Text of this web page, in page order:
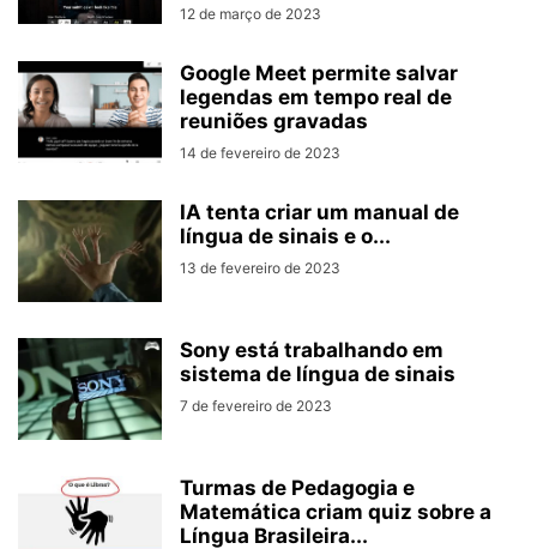
12 de março de 2023
Google Meet permite salvar
legendas em tempo real de
reuniões gravadas
14 de fevereiro de 2023
IA tenta criar um manual de
língua de sinais e o...
13 de fevereiro de 2023
Sony está trabalhando em
sistema de língua de sinais
7 de fevereiro de 2023
Turmas de Pedagogia e
Matemática criam quiz sobre a
Língua Brasileira...